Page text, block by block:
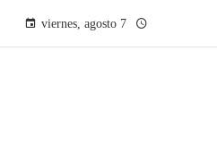
viernes, agosto 7